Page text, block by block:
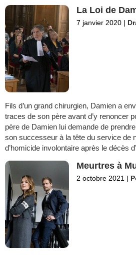
La Loi de
7 janvier 2020 |
Fils d’un grand chirurgien, Damien a
traces de son père avant d’y renoncer
père de Damien lui demande de
son successeur à la tête du service de
d’homicide involontaire après le décès
Meurtres à
2 octobre 2021 |